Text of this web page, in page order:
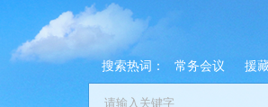
搜索热词： 常务会议 援